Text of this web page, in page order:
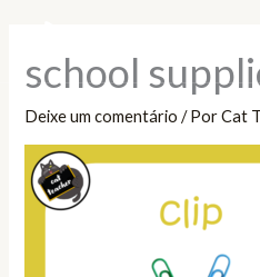
school
Deixe um comentário / PorCat